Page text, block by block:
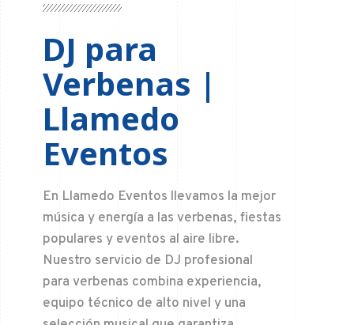
DJ para
Verbenas |
Llamedo
Eventos
En Llamedo Eventos llevamos la mejor
música y energía a las verbenas, fiestas
populares y eventos al aire libre.
Nuestro servicio de DJ profesional
para verbenas combina experiencia,
equipo técnico de alto nivel y una